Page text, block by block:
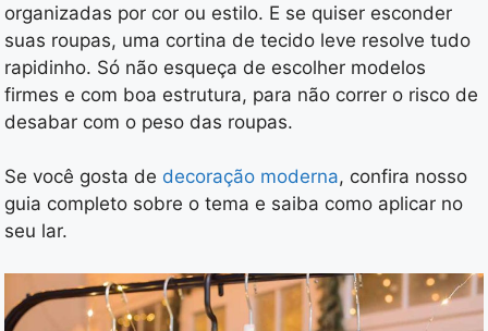
organizadas por cor ou estilo. E se quiser esconder
suas roupas, uma cortina de tecido leve resolve tudo
rapidinho. Só não esqueça de escolher modelos
firmes e com boa estrutura, para não correr o risco de
desabar com o peso das roupas.
Se você gosta de decoração moderna, confira nosso
guia completo sobre o tema e saiba como aplicar no
seu lar.